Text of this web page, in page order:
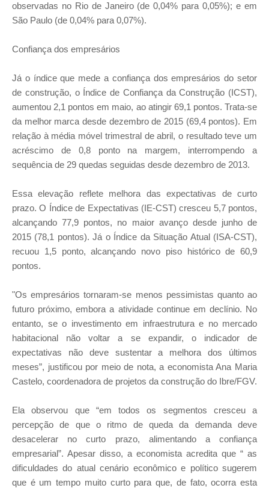
observadas no Rio de Janeiro (de 0,04% para 0,05%); e em
São Paulo (de 0,04% para 0,07%).
Confiança dos empresários
Já o índice que mede a confiança dos empresários do setor
de construção, o Índice de Confiança da Construção (ICST),
aumentou 2,1 pontos em maio, ao atingir 69,1 pontos. Trata-se
da melhor marca desde dezembro de 2015 (69,4 pontos). Em
relação à média móvel trimestral de abril, o resultado teve um
acréscimo de 0,8 ponto na margem, interrompendo a
sequência de 29 quedas seguidas desde dezembro de 2013.
Essa elevação reflete melhora das expectativas de curto
prazo. O Índice de Expectativas (IE-CST) cresceu 5,7 pontos,
alcançando 77,9 pontos, no maior avanço desde junho de
2015 (78,1 pontos). Já o Índice da Situação Atual (ISA-CST),
recuou 1,5 ponto, alcançando novo piso histórico de 60,9
pontos.
"Os empresários tornaram-se menos pessimistas quanto ao
futuro próximo, embora a atividade continue em declínio. No
entanto, se o investimento em infraestrutura e no mercado
habitacional não voltar a se expandir, o indicador de
expectativas não deve sustentar a melhora dos últimos
meses”, justificou por meio de nota, a economista Ana Maria
Castelo, coordenadora de projetos da construção do Ibre/FGV.
Ela observou que “em todos os segmentos cresceu a
percepção de que o ritmo de queda da demanda deve
desacelerar no curto prazo, alimentando a confiança
empresarial”. Apesar disso, a economista acredita que “ as
dificuldades do atual cenário econômico e político sugerem
que é um tempo muito curto para que, de fato, ocorra esta